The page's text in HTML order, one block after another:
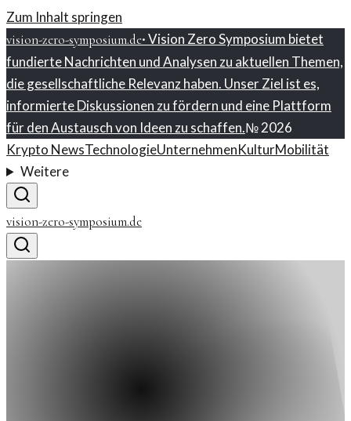
Zum Inhalt springen
vision-zero-symposium.de·Vision Zero Symposium bietet
fundierte Nachrichten und Analysen zu aktuellen Themen,
die gesellschaftliche Relevanz haben. Unser Ziel ist es,
informierte Diskussionen zu fördern und eine Plattform
für den Austausch von Ideen zu schaffen.№2026
Krypto NewsTechnologieUnternehmenKulturMobilität
Weitere
vision-zero-symposium.de